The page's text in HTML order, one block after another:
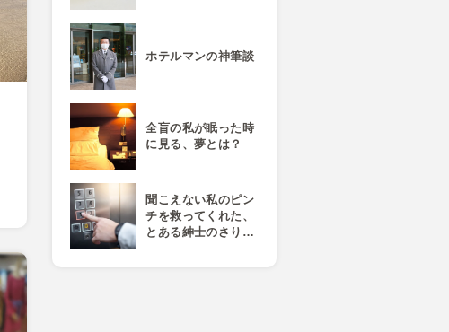
ホテルマンの神筆談
全盲の私が眠った時
に見る、夢とは？
聞こえない私のピン
チを救ってくれた、
とある紳士のさり…